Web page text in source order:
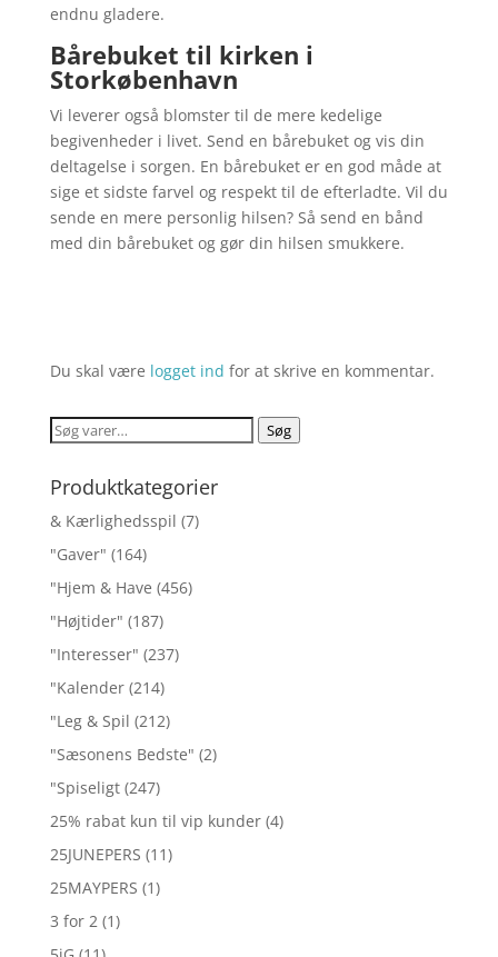
endnu gladere.
Bårebuket til kirken i
Storkøbenhavn
Vi leverer også blomster til de mere kedelige
begivenheder i livet. Send en bårebuket og vis din
deltagelse i sorgen. En bårebuket er en god måde at
sige et sidste farvel og respekt til de efterladte. Vil du
sende en mere personlig hilsen? Så send en bånd
med din bårebuket og gør din hilsen smukkere.
Du skal være logget ind for at skrive en kommentar.
Søg
Søg
Produktkategorier
& Kærlighedsspil (7)
"Gaver" (164)
"Hjem & Have (456)
"Højtider" (187)
"Interesser" (237)
"Kalender (214)
"Leg & Spil (212)
"Sæsonens Bedste" (2)
"Spiseligt (247)
25% rabat kun til vip kunder (4)
25JUNEPERS (11)
25MAYPERS (1)
3 for 2 (1)